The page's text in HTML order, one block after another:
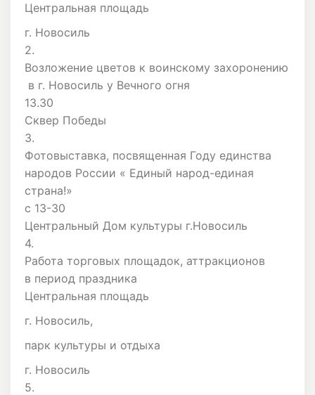
Центральная площадь
г. Новосиль
2.
Возложение цветов к воинскому захоронению
в г. Новосиль у Вечного огня
13.30
Сквер Победы
3.
Фотовыставка, посвященная Году единства
народов России « Единый народ-единая
страна!»
с 13-30
Центральный Дом культуры г.Новосиль
4.
Работа торговых площадок, аттракционов
в период праздника
Центральная площадь
г. Новосиль,
парк культуры и отдыха
г. Новосиль
5.